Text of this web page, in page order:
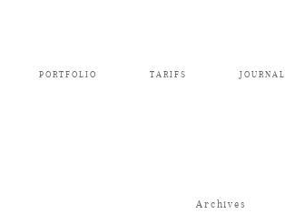
PORTFOLIO TARIFS JOURNAL
Archives